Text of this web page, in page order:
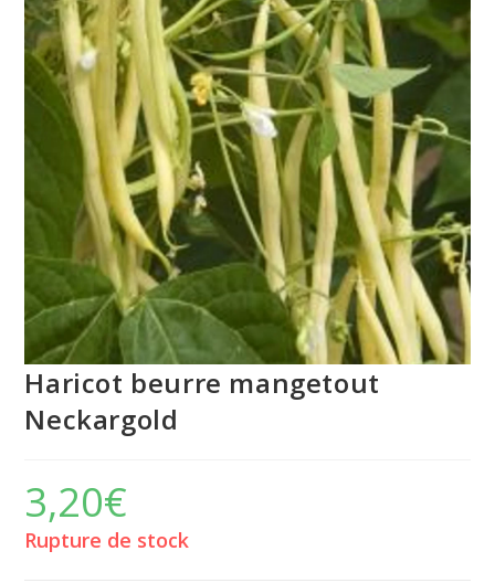
Haricot beurre mangetout
Neckargold
3,20€
Rupture de stock